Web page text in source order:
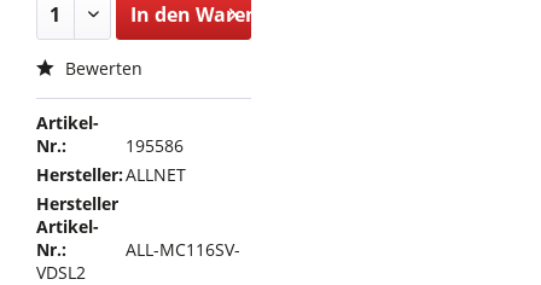
In den Warenkorb
Bewerten
Artikel-
Nr.:
195586
Hersteller:ALLNET
Hersteller
Artikel-
Nr.:
ALL-MC116SV-
VDSL2